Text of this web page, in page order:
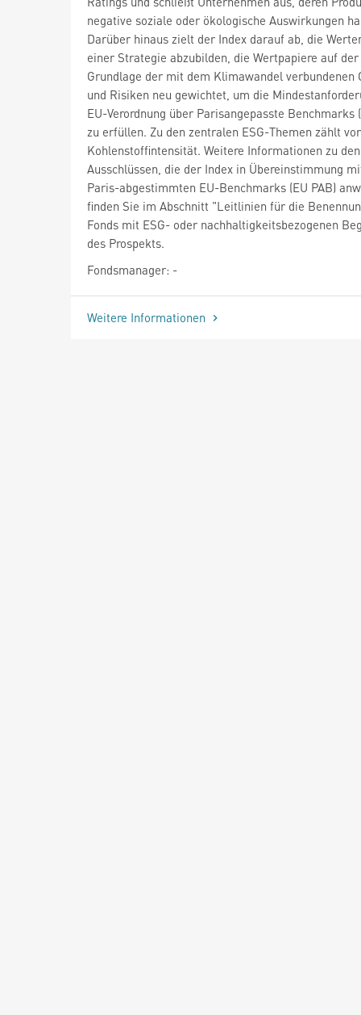
negative soziale oder ökologische Auswirkungen
Darüber hinaus zielt der Index darauf ab, die
einer Strategie abzubilden, die Wertpapiere auf der
Grundlage der mit dem Klimawandel verbundenen
und Risiken neu gewichtet, um die
EU-Verordnung über Parisangepasste Benchmarks
zu erfüllen. Zu den zentralen ESG-Themen zählt
Kohlenstoffintensität. Weitere Informationen zu den
Ausschlüssen, die der Index in Übereinstimmung
Paris-abgestimmten EU-Benchmarks (EU PAB)
finden Sie im Abschnitt "Leitlinien für die
Fonds mit ESG- oder nachhaltigkeitsbezogenen
des Prospekts.
Fondsmanager: -
Weitere Informationen